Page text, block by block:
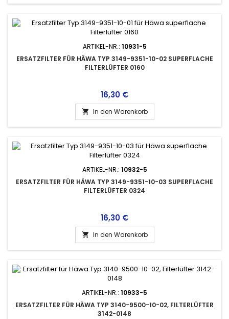
ARTIKEL-NR.: 10931-5
ERSATZFILTER FÜR HÄWA TYP 3149-9351-10-02 SUPERFLACHE
FILTERLÜFTER 0160
Preis
16,30 €
 In den Warenkorb
ARTIKEL-NR.: 10932-5
ERSATZFILTER FÜR HÄWA TYP 3149-9351-10-03 SUPERFLACHE
FILTERLÜFTER 0324
Preis
16,30 €
 In den Warenkorb
ARTIKEL-NR.: 10933-5
ERSATZFILTER FÜR HÄWA TYP 3140-9500-10-02, FILTERLÜFTER
3142-0148